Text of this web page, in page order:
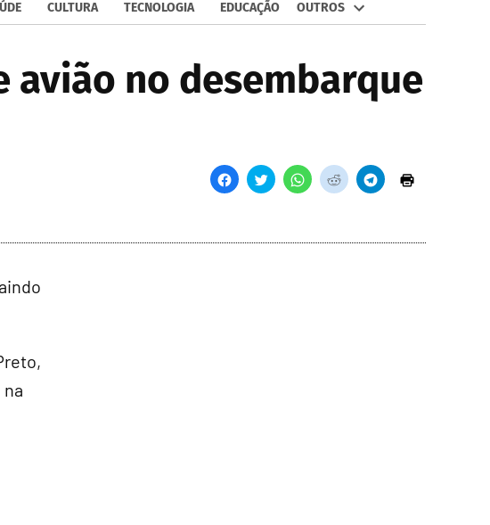
CULTURA TECNOLOGIA EDUCAÇÃO OUTROS
avião no desembarque